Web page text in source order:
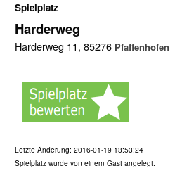
Spielplatz
Harderweg
Harderweg 11, 85276 Pfaffenhofen
Letzte Änderung: 2016-01-19 13:53:24
Spielplatz wurde von einem Gast angelegt.